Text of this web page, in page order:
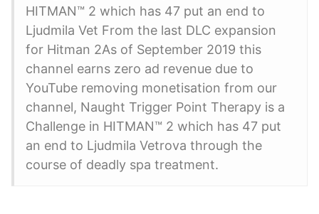
HITMAN™ 2 which has 47 put an end to
Ljudmila Vet From the last DLC expansion
for Hitman 2As of September 2019 this
channel earns zero ad revenue due to
YouTube removing monetisation from our
channel, Naught Trigger Point Therapy is a
Challenge in HITMAN™ 2 which has 47 put
an end to Ljudmila Vetrova through the
course of deadly spa treatment.